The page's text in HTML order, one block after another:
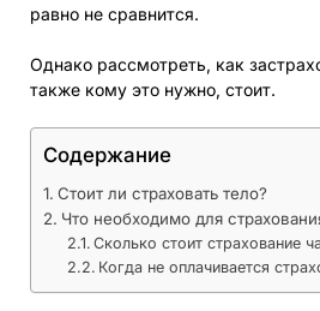
равно не сравнится.
Однако рассмотреть, как
также кому это нужно, стоит.
Содержание
Стоит ли страховать тело?
Что необходимо для
Сколько стоит страхование
Когда не оплачивается